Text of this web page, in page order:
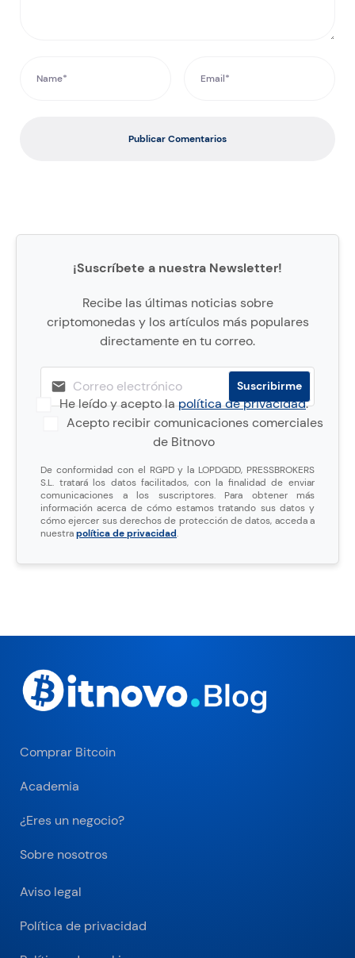
Publicar Comentarios
¡Suscríbete a nuestra Newsletter!
Recibe las últimas noticias sobre
criptomonedas y los artículos más populares
directamente en tu correo.
He leído y acepto lapolítica de privacidad.
Acepto recibir comunicaciones comerciales
de Bitnovo
De conformidad con el RGPD y la LOPDGDD, PRESSBROKERS
S.L. tratará los datos facilitados, con la finalidad de enviar
comunicaciones a los suscriptores. Para obtener más
información acerca de cómo estamos tratando sus datos y
cómo ejercer sus derechos de protección de datos, acceda a
nuestrapolítica de privacidad.
Comprar Bitcoin
Academia
¿Eres un negocio?
Sobre nosotros
Aviso legal
Política de privacidad